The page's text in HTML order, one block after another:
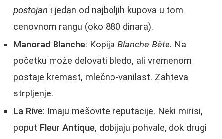
postojan i jedan od najboljih kupova u tom
cenovnom rangu (oko 880 dinara).
Manorad Blanche: Kopija Blanche Bête. Na
početku može delovati bledo, ali vremenom
postaje kremast, mlečno-vanilast. Zahteva
strpljenje.
La Rive: Imaju mešovite reputacije. Neki mirisi,
poput Fleur Antique, dobijaju pohvale, dok drugi